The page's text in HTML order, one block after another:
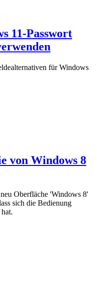
11-Passwort
für Windows
von Windows 8
Oberfläche 'Windows 8'
sich die Bedienung